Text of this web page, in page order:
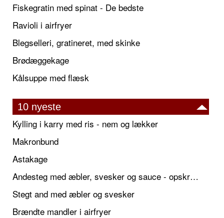
Fiskegratin med spinat - De bedste
Ravioli i airfryer
Blegselleri, gratineret, med skinke
Brødæggekage
Kålsuppe med flæsk
10 nyeste
Kylling i karry med ris - nem og lækker
Makronbund
Astakage
Andesteg med æbler, svesker og sauce - opskrift også til jul
Stegt and med æbler og svesker
Brændte mandler i airfryer